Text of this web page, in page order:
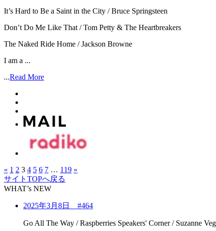
It’s Hard to Be a Saint in the City / Bruce Springsteen
Don’t Do Me Like That / Tom Petty & The Heartbreakers
The Naked Ride Home / Jackson Browne
I am a ...
...Read More
« 1 2 3 4 5 6 7 … 119 »
サイトTOPへ戻る
WHAT’s NEW
2025年3月8日 #464
Go All The Way / Raspberries Speakers' Corner / Suzanne